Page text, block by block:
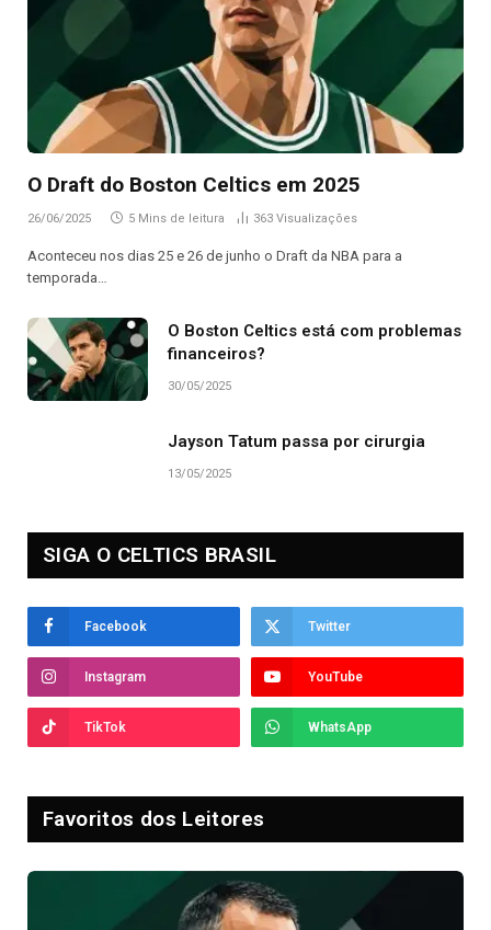
O Draft do Boston Celtics em 2025
26/06/2025 5 Mins de leitura 363 Visualizações
Aconteceu nos dias 25 e 26 de junho o Draft da NBA para a
temporada…
O Boston Celtics está com problemas
financeiros?
30/05/2025
Jayson Tatum passa por cirurgia
13/05/2025
SIGA O CELTICS BRASIL
Facebook Twitter
Instagram YouTube
TikTok WhatsApp
Favoritos dos Leitores